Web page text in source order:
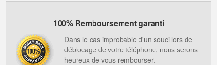
100% Remboursement garanti
Dans le cas improbable d'un souci lors de
déblocage de votre téléphone, nous serons
heureux de vous rembourser.